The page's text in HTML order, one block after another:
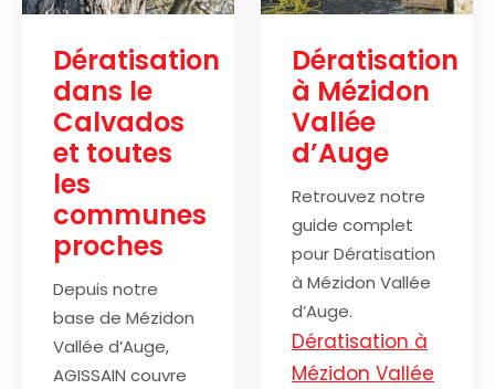
Dératisation
dans le
Calvados
et toutes
les
communes
proches
Depuis notre
base de Mézidon
Vallée d’Auge,
AGISSAIN couvre
Dératisation
à Mézidon
Vallée
d’Auge
Retrouvez notre
guide complet
pour Dératisation
à Mézidon Vallée
d’Auge.
Dératisation à
Mézidon Vallée